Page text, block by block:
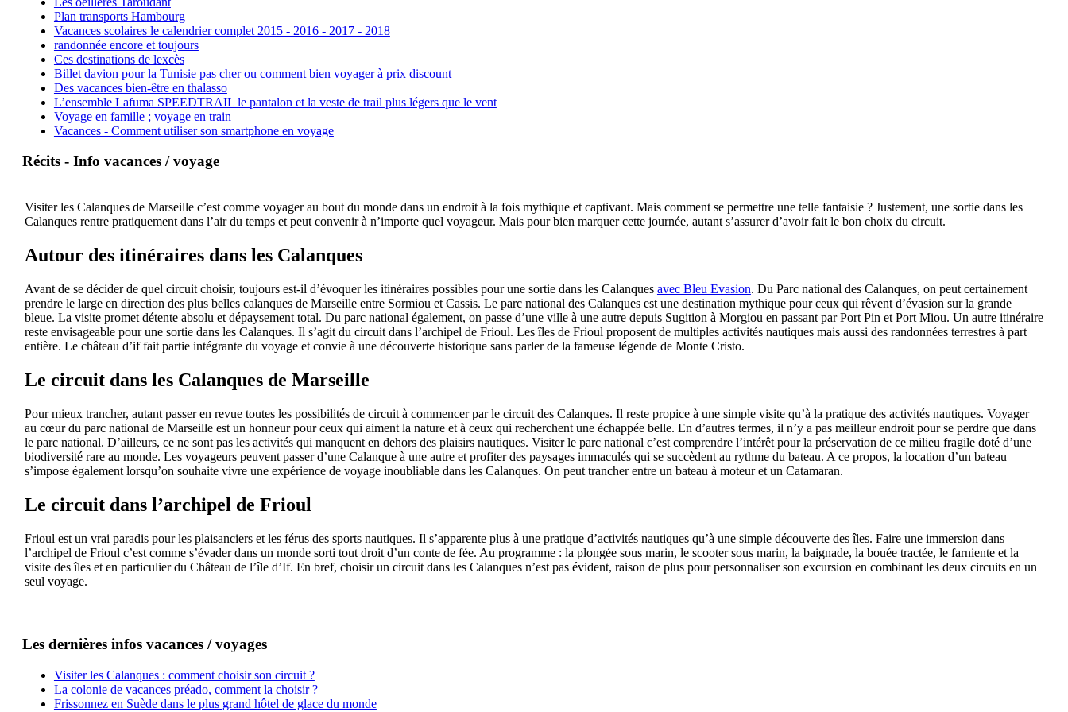
Plan transports Hambourg
Vacances scolaires le calendrier complet 2015 - 2016 - 2017 - 2018
randonnée encore et toujours
Ces destinations de lexcès
Billet davion pour la Tunisie pas cher ou comment bien voyager à prix discount
Des vacances bien-être en thalasso
L’ensemble Lafuma SPEEDTRAIL le pantalon et la veste de trail plus légers que le vent
Voyage en famille ; voyage en train
Vacances - Comment utiliser son smartphone en voyage
Récits - Info vacances / voyage
Visiter les Calanques de Marseille c’est comme voyager au bout du monde dans un endroit à la fois mythique et captivant. Mais comment se permettre une telle fantaisie ? Justement, une sortie dans les
Calanques rentre pratiquement dans l’air du temps et peut convenir à n’importe quel voyageur. Mais pour bien marquer cette journée, autant s’assurer d’avoir fait le bon choix du circuit.
Autour des itinéraires dans les Calanques
Avant de se décider de quel circuit choisir, toujours est-il d’évoquer les itinéraires possibles pour une sortie dans les Calanques avec Bleu Evasion. Du Parc national des Calanques, on peut certainement
prendre le large en direction des plus belles calanques de Marseille entre Sormiou et Cassis. Le parc national des Calanques est une destination mythique pour ceux qui rêvent d’évasion sur la grande
bleue. La visite promet détente absolu et dépaysement total. Du parc national également, on passe d’une ville à une autre depuis Sugition à Morgiou en passant par Port Pin et Port Miou. Un autre itinéraire
reste envisageable pour une sortie dans les Calanques. Il s’agit du circuit dans l’archipel de Frioul. Les îles de Frioul proposent de multiples activités nautiques mais aussi des randonnées terrestres à part
entière. Le château d’if fait partie intégrante du voyage et convie à une découverte historique sans parler de la fameuse légende de Monte Cristo.
Le circuit dans les Calanques de Marseille
Pour mieux trancher, autant passer en revue toutes les possibilités de circuit à commencer par le circuit des Calanques. Il reste propice à une simple visite qu’à la pratique des activités nautiques. Voyager
au cœur du parc national de Marseille est un honneur pour ceux qui aiment la nature et à ceux qui recherchent une échappée belle. En d’autres termes, il n’y a pas meilleur endroit pour se perdre que dans
le parc national. D’ailleurs, ce ne sont pas les activités qui manquent en dehors des plaisirs nautiques. Visiter le parc national c’est comprendre l’intérêt pour la préservation de ce milieu fragile doté d’une
biodiversité rare au monde. Les voyageurs peuvent passer d’une Calanque à une autre et profiter des paysages immaculés qui se succèdent au rythme du bateau. A ce propos, la location d’un bateau
s’impose également lorsqu’on souhaite vivre une expérience de voyage inoubliable dans les Calanques. On peut trancher entre un bateau à moteur et un Catamaran.
Le circuit dans l’archipel de Frioul
Frioul est un vrai paradis pour les plaisanciers et les férus des sports nautiques. Il s’apparente plus à une pratique d’activités nautiques qu’à une simple découverte des îles. Faire une immersion dans
l’archipel de Frioul c’est comme s’évader dans un monde sorti tout droit d’un conte de fée. Au programme : la plongée sous marin, le scooter sous marin, la baignade, la bouée tractée, le farniente et la
visite des îles et en particulier du Château de l’île d’If. En bref, choisir un circuit dans les Calanques n’est pas évident, raison de plus pour personnaliser son excursion en combinant les deux circuits en un
seul voyage.
Les dernières infos vacances / voyages
Visiter les Calanques : comment choisir son circuit ?
La colonie de vacances préado, comment la choisir ?
Frissonnez en Suède dans le plus grand hôtel de glace du monde